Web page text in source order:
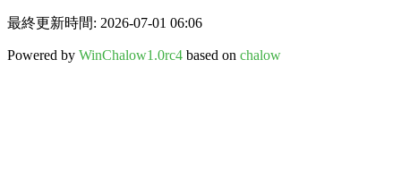
最終更新時間: 2026-07-01 06:06
Powered by WinChalow1.0rc4 based on chalow